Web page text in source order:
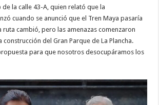
de la calle 43-A, quien relató que la
cuando se anunció que el Tren Maya pasaría
cambió, pero las amenazas comenzaron
construcción del Gran Parque de La Plancha.
para que nosotros desocupáramos los